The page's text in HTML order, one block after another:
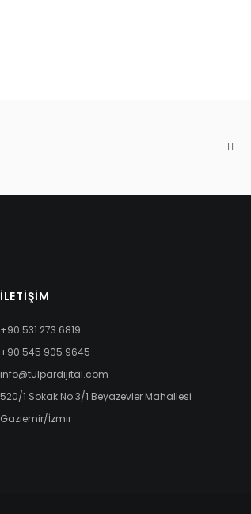
İLETIŞIM
+90 531 273 6819
+90 545 905 9645
info@tulpardijital.com
520/1 Sokak No:3/1 Beyazevler Mahallesi
Gaziemir/İzmir